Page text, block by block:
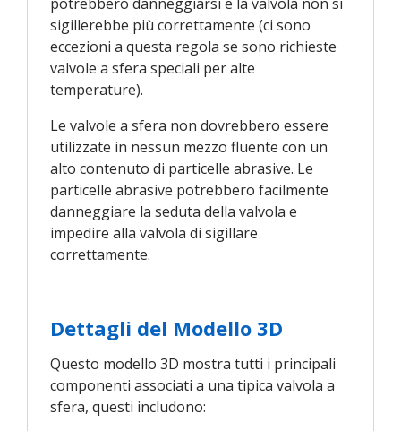
sigillerebbe più correttamente (ci sono
eccezioni a questa regola se sono richieste
valvole a sfera speciali per alte
temperature).
Le valvole a sfera non dovrebbero essere
utilizzate in nessun mezzo fluente con un
alto contenuto di particelle abrasive. Le
particelle abrasive potrebbero facilmente
danneggiare la seduta della valvola e
impedire alla valvola di sigillare
correttamente.
Dettagli del Modello 3D
Questo modello 3D mostra tutti i principali
componenti associati a una tipica valvola a
sfera, questi includono: